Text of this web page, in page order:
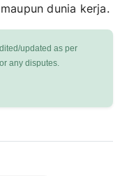
dunia kerja.
updated as per
any disputes.